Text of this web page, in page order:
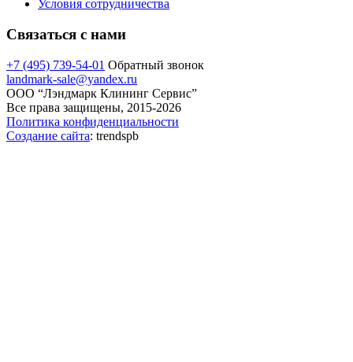
Условия сотрудничества
Связаться с нами
+7 (495) 739-54-01 Обратный звонок
landmark-sale@yandex.ru
ООО “Лэндмарк Клининг Сервис”
Все права защищены, 2015-2026
Политика конфиденциальности
Создание сайта: trendspb